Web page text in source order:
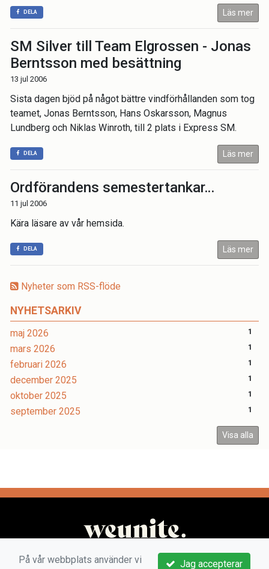
Nyheter som RSS-flöde
NYHETSARKIV
maj 2026 1
mars 2026 1
februari 2026 1
december 2025 1
oktober 2025 1
september 2025 1
Visa alla
DELA Läs mer
SM Silver till Team Elgrossen - Jonas
Berntsson med besättning
13 jul 2006
Sista dagen bjöd på något bättre vindförhållanden som tog
teamet, Jonas Berntsson, Hans Oskarsson, Magnus
Lundberg och Niklas Winroth, till 2 plats i Express SM.
DELA Läs mer
Ordförandens semestertankar…
11 jul 2006
Kära läsare av vår hemsida.
DELA Läs mer
Jag accepterar
På vår webbplats använder vi